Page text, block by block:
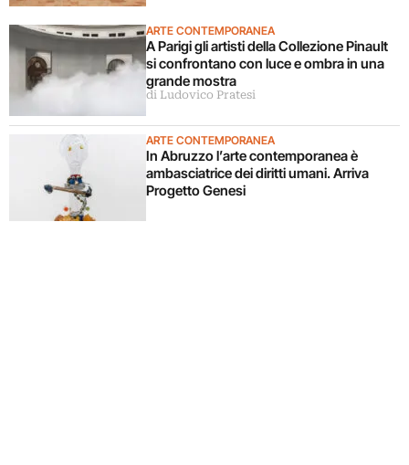
ARTE CONTEMPORANEA
A Parigi gli artisti della Collezione Pinault
si confrontano con luce e ombra in una
grande mostra
di Ludovico Pratesi
ARTE CONTEMPORANEA
In Abruzzo l’arte contemporanea è
ambasciatrice dei diritti umani. Arriva
Progetto Genesi